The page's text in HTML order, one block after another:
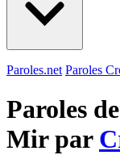
Paroles.net Paroles
Paroles
Mir par